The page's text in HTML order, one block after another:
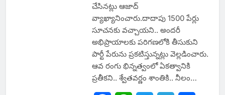
చేసినట్లు ఆజాద్
వ్యాఖ్యానించారు.దాదాపు 1500 పేర్లు
సూచనకు వచ్చాయని.. అందరీ
అభిప్రాయాలకు పరిగణలోకి తీసుకుని
పార్టీ పేరును ప్రకటిస్తున్నట్లు వెల్లడించారు.
ఆవ రంగు భిన్నత్వంలో ఏకత్వానికి
ప్రతీకని.. శ్వేతవర్ణం శాంతికి.. నీలం…